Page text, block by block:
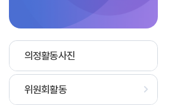
의정활동사진
위원회활동